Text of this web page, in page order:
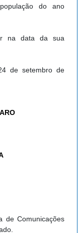
do ano
na data da sua
de setembro de
de Comunicações